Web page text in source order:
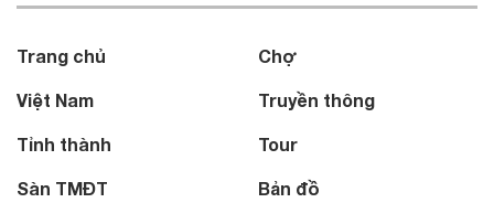
Trang chủ
Việt Nam
Tỉnh thành
Sàn TMĐT
Chợ
Truyền thông
Tour
Bản đồ